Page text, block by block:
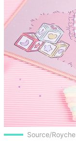
Source/Royche